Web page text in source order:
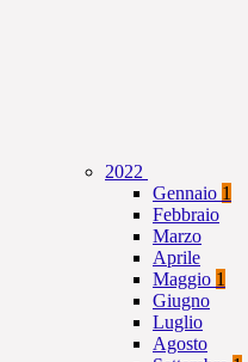
2022
Gennaio 1
Febbraio
Marzo
Aprile
Maggio 1
Giugno
Luglio
Agosto